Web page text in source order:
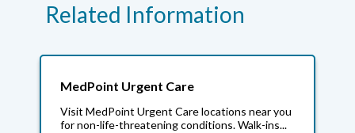
Related Information
MedPoint Urgent Care
Visit MedPoint Urgent Care locations near you
for non-life-threatening conditions. Walk-ins...